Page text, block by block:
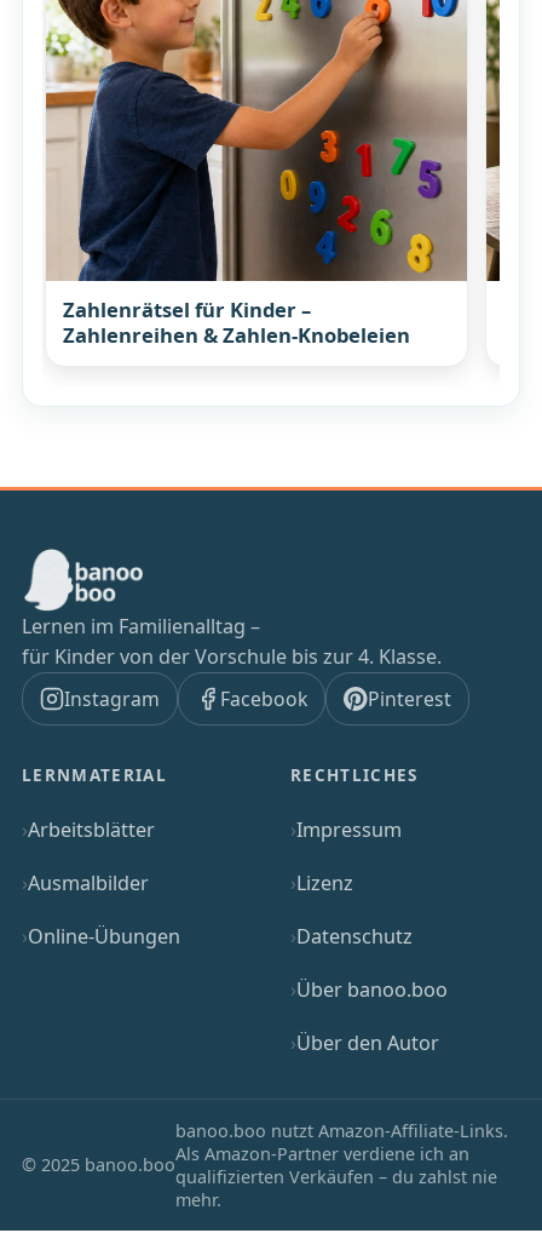
Zahlenrätsel für Kinder –
Zahlenreihen & Zahlen-Knobeleien
Lernen im Familienalltag –
für Kinder von der Vorschule bis zur 4. Klasse.
Instagram
Facebook Pinterest
LERNMATERIAL
Arbeitsblätter
Ausmalbilder
Online-Übungen
RECHTLICHES
Impressum
Lizenz
Datenschutz
Über banoo.boo
Über den Autor
© 2025 banoo.boo
banoo.boo nutzt Amazon-Affiliate-Links.
Als Amazon-Partner verdiene ich an
qualifizierten Verkäufen – du zahlst nie
mehr.